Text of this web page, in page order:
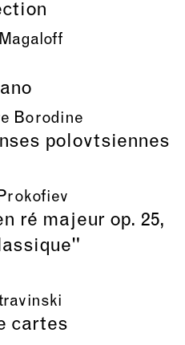
Borodine
polovtsiennes
ré majeur op. 25,
cartes